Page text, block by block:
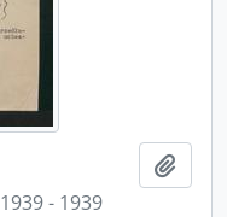
1939 - 1939